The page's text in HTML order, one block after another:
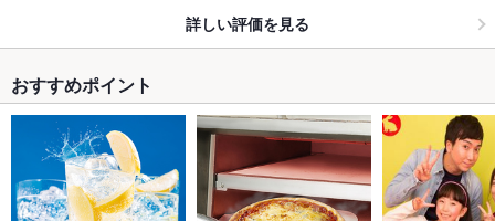
詳しい評価を見る
おすすめポイント